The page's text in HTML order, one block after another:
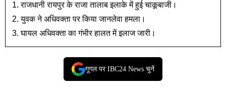
राजधानी रायपुर के राजा तालाब इलाके में हुई चाकूबाजी।
युवक ने अधिवक्ता पर किया जानलेवा हमला।
घायल अधिवक्ता का गंभीर हालत में इलाज जारी।
गूगल पर IBC24 News चुनें